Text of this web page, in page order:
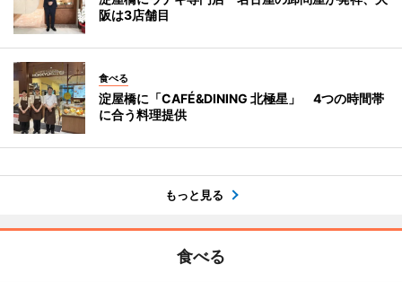
阪は3店舗目
食べる
淀屋橋に「CAFÉ&DINING 北極星」 4つの時間帯
に合う料理提供
もっと見る
食べる